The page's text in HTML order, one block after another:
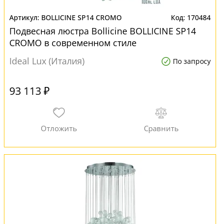
BOLLICINE SP14 CROMO 170484
Подвесная люстра Bollicine BOLLICINE SP14
CROMO в современном стиле
Ideal Lux (Италия)
По запросу
93 113 ₽